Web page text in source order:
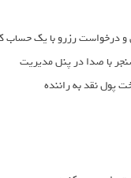
درخواست رزرو با یک حساب
با صدا در پنل مدیریت
پول نقد به راننده